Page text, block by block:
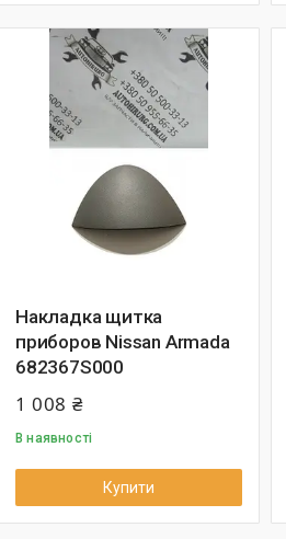
Накладка щитка
приборов Nissan Armada
682367S000
1 008 ₴
В наявності
Купити